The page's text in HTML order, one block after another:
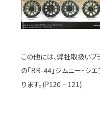
この他には、弊社取扱いブ
の「BR-44」ジムニー・シ
ります。(P120 – 121)